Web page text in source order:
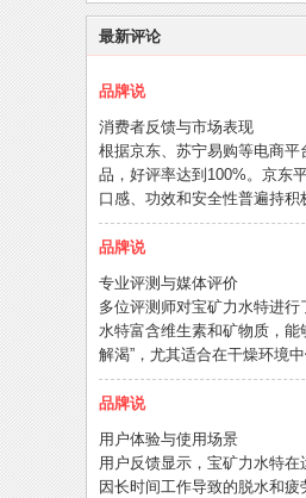
最新评论
品牌说
消费者反馈与市场表现
根据京东、苏宁易购等电商
品，好评率达到100%。京东
口感、功效和安全性普遍持积
品牌说
专业评测与媒体评价
多位评测师对宝矿力水特进
水特富含维生素和矿物质，
解渴”，尤其适合在干燥环境中
品牌说
用户体验与使用场景
用户反馈显示，宝矿力水特
因长时间工作导致的脱水和